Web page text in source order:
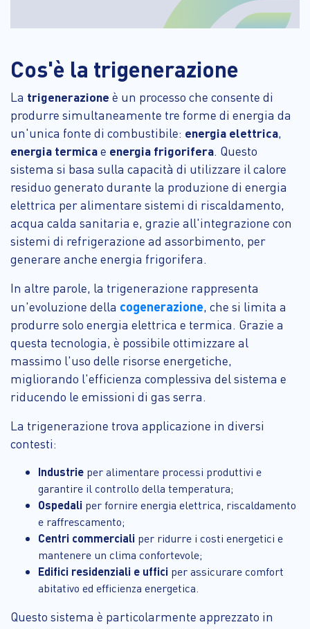
Cos'è la trigenerazione
La trigenerazione è un processo che consente di
produrre simultaneamente tre forme di energia da
un'unica fonte di combustibile: energia elettrica,
energia termicae energia frigorifera. Questo
sistema si basa sulla capacità di utilizzare il calore
residuo generato durante la produzione di energia
elettrica per alimentare sistemi di riscaldamento,
acqua calda sanitaria e, grazie all'integrazione con
sistemi di refrigerazione ad assorbimento, per
generare anche energia frigorifera.
In altre parole, la trigenerazione rappresenta
un'evoluzione della cogenerazione, che si limita a
produrre solo energia elettrica e termica. Grazie a
questa tecnologia, è possibile ottimizzare al
massimo l'uso delle risorse energetiche,
migliorando l'efficienza complessiva del sistema e
riducendo le emissioni di gas serra.
La trigenerazione trova applicazione in diversi
contesti:
Industrie per alimentare processi produttivi e
garantire il controllo della temperatura;
Ospedali per fornire energia elettrica, riscaldamento
e raffrescamento;
Centri commerciali per ridurre i costi energetici e
mantenere un clima confortevole;
Edifici residenziali e uffici per assicurare comfort
abitativo ed efficienza energetica.
Questo sistema è particolarmente apprezzato in